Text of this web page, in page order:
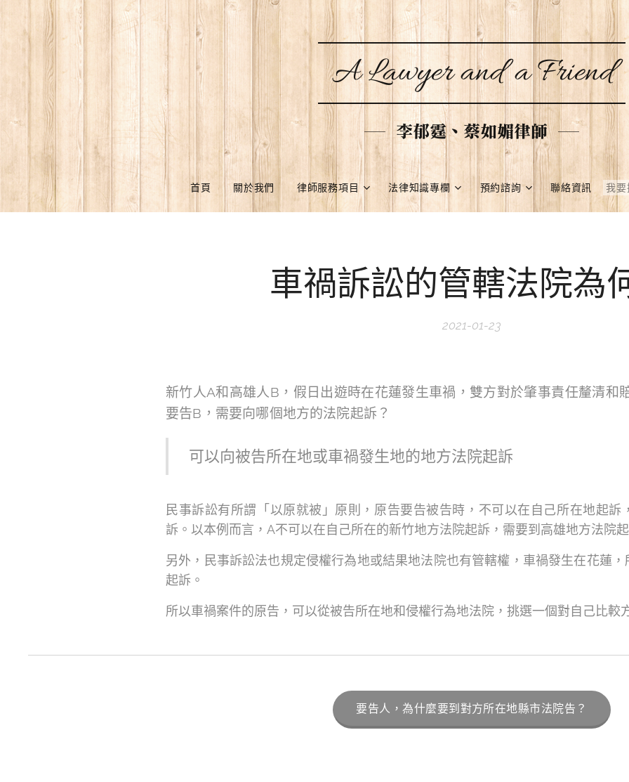
A Lawyer and a Friend
李郁霆、蔡如媚律師
首頁 關於我們 律師服務項目 法律知識專欄 預約諮詢 聯絡資訊
車禍訴訟的管轄法院為
2021-01-23
新竹人A和高雄人B，假日出遊時在花蓮發生車禍，雙方對於肇事責任釐清和
要告B，需要向哪個地方的法院起訴？
可以向被告所在地或車禍發生地的地方法院起訴
民事訴訟有所謂「以原就被」原則，原告要告被告時，不可以在自己所在地起訴
訴。以本例而言，A不可以在自己所在的新竹地方法院起訴，需要到高雄地方法院
另外，民事訴訟法也規定侵權行為地或結果地法院也有管轄權，車禍發生在花蓮
起訴。
所以車禍案件的原告，可以從被告所在地和侵權行為地法院，挑選一個對自己比較
要告人，為什麼要到對方所在地縣市法院告？